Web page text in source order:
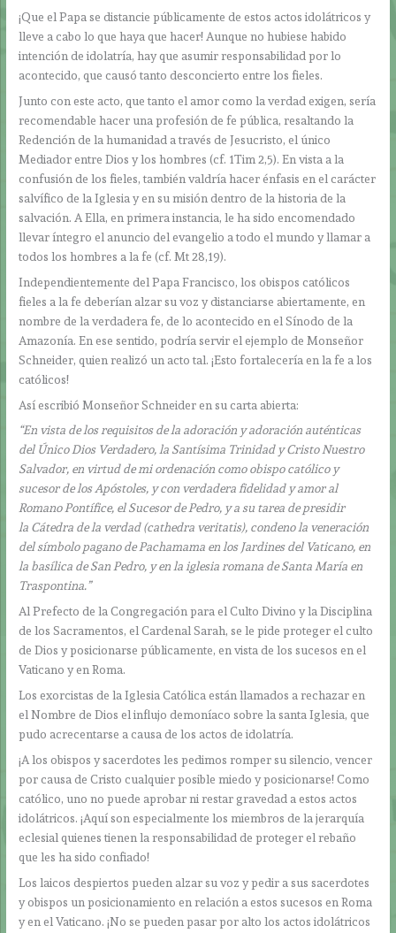
¡Que el Papa se distancie públicamente de estos actos idolátricos y
lleve a cabo lo que haya que hacer! Aunque no hubiese habido
intención de idolatría, hay que asumir responsabilidad por lo
acontecido, que causó tanto desconcierto entre los fieles.
Junto con este acto, que tanto el amor como la verdad exigen, sería
recomendable hacer una profesión de fe pública, resaltando la
Redención de la humanidad a través de Jesucristo, el único
Mediador entre Dios y los hombres (cf. 1Tim 2,5). En vista a la
confusión de los fieles, también valdría hacer énfasis en el carácter
salvífico de la Iglesia y en su misión dentro de la historia de la
salvación. A Ella, en primera instancia, le ha sido encomendado
llevar íntegro el anuncio del evangelio a todo el mundo y llamar a
todos los hombres a la fe (cf. Mt 28,19).
Independientemente del Papa Francisco, los obispos católicos
fieles a la fe deberían alzar su voz y distanciarse abiertamente, en
nombre de la verdadera fe, de lo acontecido en el Sínodo de la
Amazonía. En ese sentido, podría servir el ejemplo de Monseñor
Schneider, quien realizó un acto tal. ¡Esto fortalecería en la fe a los
católicos!
Así escribió Monseñor Schneider en su carta abierta:
“En vista de los requisitos de la adoración y adoración auténticas
del Único Dios Verdadero, la Santísima Trinidad y Cristo Nuestro
Salvador, en virtud de mi ordenación como obispo católico y
sucesor de los Apóstoles, y con verdadera fidelidad y amor al
Romano Pontífice, el Sucesor de Pedro, y a su tarea de presidir
la Cátedra de la verdad (cathedra veritatis), condeno la veneración
del símbolo pagano de Pachamama en los Jardines del Vaticano, en
la basílica de San Pedro, y en la iglesia romana de Santa María en
Traspontina.”
Al Prefecto de la Congregación para el Culto Divino y la Disciplina
de los Sacramentos, el Cardenal Sarah, se le pide proteger el culto
de Dios y posicionarse públicamente, en vista de los sucesos en el
Vaticano y en Roma.
Los exorcistas de la Iglesia Católica están llamados a rechazar en
el Nombre de Dios el influjo demoníaco sobre la santa Iglesia, que
pudo acrecentarse a causa de los actos de idolatría.
¡A los obispos y sacerdotes les pedimos romper su silencio, vencer
por causa de Cristo cualquier posible miedo y posicionarse! Como
católico, uno no puede aprobar ni restar gravedad a estos actos
idolátricos. ¡Aquí son especialmente los miembros de la jerarquía
eclesial quienes tienen la responsabilidad de proteger el rebaño
que les ha sido confiado!
Los laicos despiertos pueden alzar su voz y pedir a sus sacerdotes
y obispos un posicionamiento en relación a estos sucesos en Roma
y en el Vaticano. ¡No se pueden pasar por alto los actos idolátricos